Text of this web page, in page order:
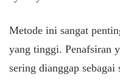
Metode ini sangat
yang tinggi. Penafsiran
sering dianggap sebagai